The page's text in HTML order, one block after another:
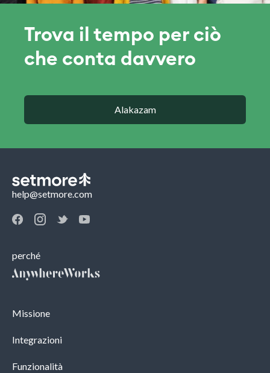
Trova il tempo per ciò
che conta davvero
Alakazam
help@setmore.com
perché
Missione
Integrazioni
Funzionalità